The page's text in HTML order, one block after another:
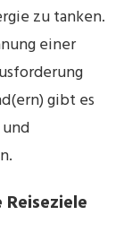
zu tanken.
einer
gibt es